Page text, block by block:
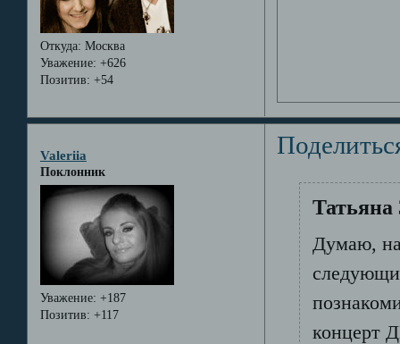
Откуда: Москва
Уважение: +626
Позитив: +54
Valeriia
Поклонник
Уважение: +187
Позитив: +117
Татьяна
Думаю,
концерт